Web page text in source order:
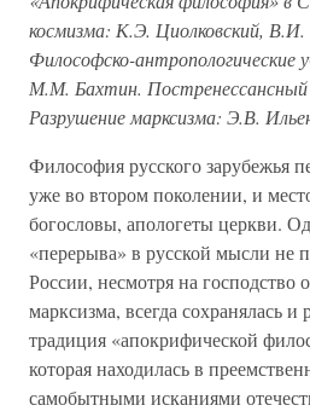
космизма: К.Э. Циолковский, В.И.
Философско-антропологические
М.М. Бахтин.
Разрушение марксизма: Э.В.
Философия русского зарубежья
уже во втором поколении, и
богословы, апологеты церкви.
«перерыва» в русской мысли не
России, несмотря на господство
марксизма, всегда сохранялась и
традиция «апокрифической
которая находилась в
самобытными исканиями